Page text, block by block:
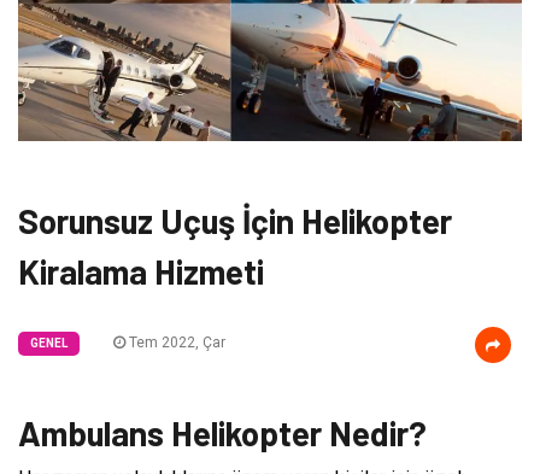
Sorunsuz Uçuş İçin Helikopter
Kiralama Hizmeti
GENEL Tem 2022, Çar
Ambulans Helikopter Nedir?